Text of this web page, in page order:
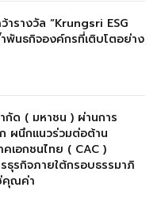
ารางวัล “Krungsri ESG
พันธกิจองค์กรที่เติบโตอย่าง
กัด ( มหาชน ) ผ่านการ
ผนึกแนวร่วมต่อต้าน
เอกชนไทย ( CAC )
ธุรกิจภายใต้กรอบธรรมาภิ
คุณค่า